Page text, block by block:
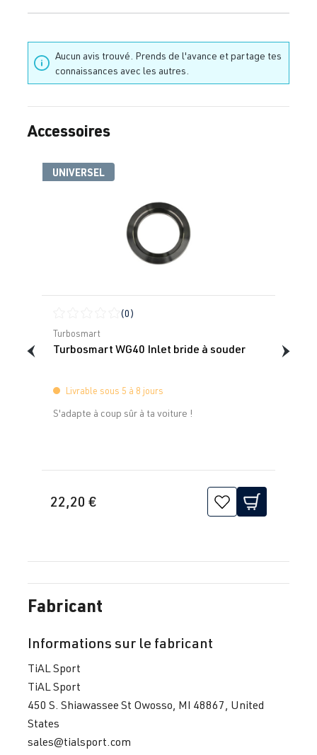
Aucun avis trouvé. Prends de l'avance et partage tes
connaissances avec les autres.
Ignorer la galerie de produits
Accessoires
UNIVERSEL
Note moyenne de 0 sur 5 étoiles
(0)
Turbosmart
Turbosmart WG40 Inlet bride à souder
Livrable sous 5 à 8 jours
S'adapte à coup sûr à ta voiture !
22,20 €
Fabricant
Informations sur le fabricant
TiAL Sport
TiAL Sport
450 S. Shiawassee St Owosso, MI 48867, United
States
sales@tialsport.com